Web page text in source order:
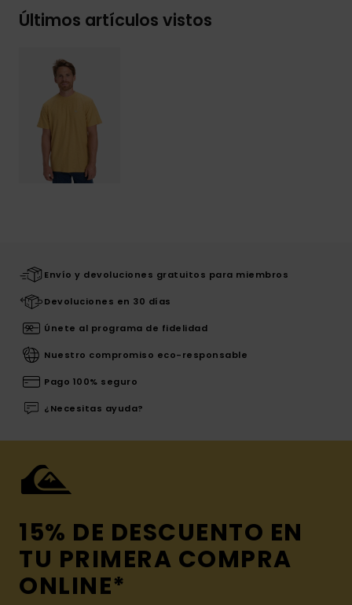
Últimos artículos vistos
Envío y devoluciones gratuitos para miembros
Devoluciones en 30 días
Únete al programa de fidelidad
Nuestro compromiso eco-responsable
Pago 100% seguro
¿Necesitas ayuda?
15% DE DESCUENTO EN
TU PRIMERA COMPRA
ONLINE*